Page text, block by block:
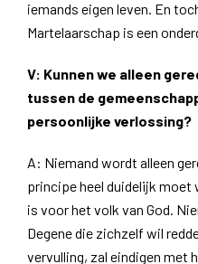
iemands eigen leven. En
Martelaarschap is een
V: Kunnen we alleen
tussen de
persoonlijke verlossing?
A: Niemand wordt alleen
principe heel duidelijk moet
is voor het volk van God.
Degene die zichzelf wil
vervulling, zal eindigen met